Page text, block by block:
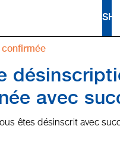
confirmée
avec
êtes désinscrit avec